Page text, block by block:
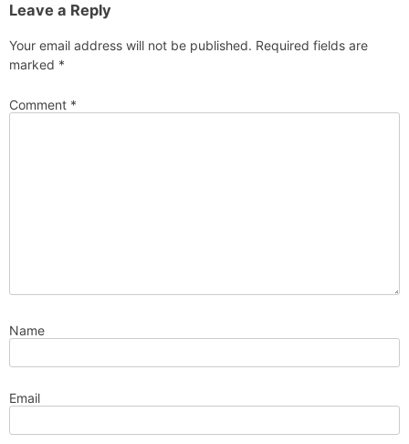
Leave a Reply
Your email address will not be published. Required fields are
marked *
Comment *
Name
Email